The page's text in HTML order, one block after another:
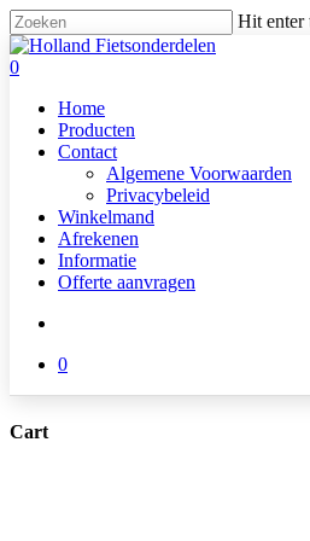
Skip
to
main
Hit enter
Close
Search
search
0
Home
Producten
Contact
Algemene Voorwaarden
Privacybeleid
Winkelmand
Afrekenen
Informatie
Offerte aanvragen
0
Cart